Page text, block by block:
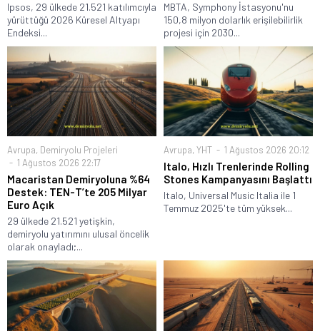
Ipsos, 29 ülkede 21.521 katılımcıyla
yürüttüğü 2026 Küresel Altyapı
Endeksi...
MBTA, Symphony İstasyonu'nu
150,8 milyon dolarlık erişilebilirlik
projesi için 2030...
Avrupa, Demiryolu Projeleri
1 Ağustos 2026 22:17
Macaristan Demiryoluna %64
Destek: TEN-T’te 205 Milyar
Euro Açık
29 ülkede 21.521 yetişkin,
demiryolu yatırımını ulusal öncelik
olarak onayladı;...
Avrupa, YHT 1 Ağustos 2026 20:12
Italo, Hızlı Trenlerinde Rolling
Stones Kampanyasını Başlattı
Italo, Universal Music Italia ile 1
Temmuz 2025'te tüm yüksek...